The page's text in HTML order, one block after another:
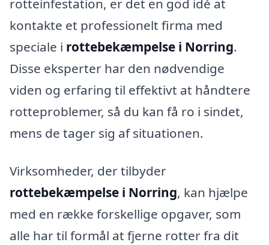
rotteinfestation, er det en god idé at
kontakte et professionelt firma med
speciale i rottebekæmpelse i Norring.
Disse eksperter har den nødvendige
viden og erfaring til effektivt at håndtere
rotteproblemer, så du kan få ro i sindet,
mens de tager sig af situationen.
Virksomheder, der tilbyder
rottebekæmpelse i Norring, kan hjælpe
med en række forskellige opgaver, som
alle har til formål at fjerne rotter fra dit